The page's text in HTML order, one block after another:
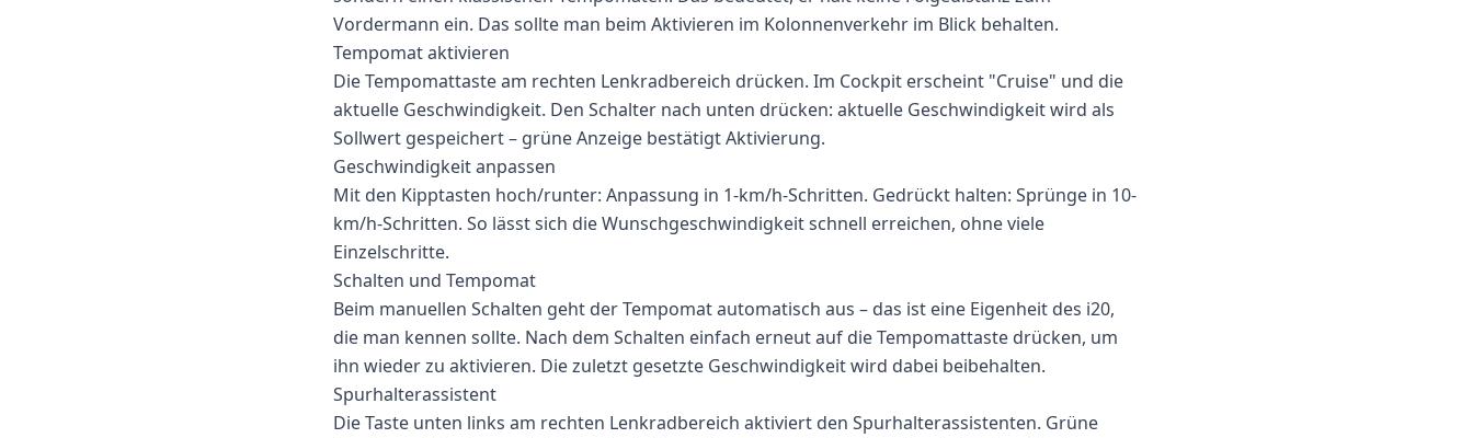
Vordermann ein. Das sollte man beim Aktivieren im Kolonnenverkehr im Blick behalten.
Tempomat aktivieren
Die Tempomattaste am rechten Lenkradbereich drücken. Im Cockpit erscheint "Cruise" und die
aktuelle Geschwindigkeit. Den Schalter nach unten drücken: aktuelle Geschwindigkeit wird als
Sollwert gespeichert – grüne Anzeige bestätigt Aktivierung.
Geschwindigkeit anpassen
Mit den Kipptasten hoch/runter: Anpassung in 1-km/h-Schritten. Gedrückt halten: Sprünge in 10-
km/h-Schritten. So lässt sich die Wunschgeschwindigkeit schnell erreichen, ohne viele
Einzelschritte.
Schalten und Tempomat
Beim manuellen Schalten geht der Tempomat automatisch aus – das ist eine Eigenheit des i20,
die man kennen sollte. Nach dem Schalten einfach erneut auf die Tempomattaste drücken, um
ihn wieder zu aktivieren. Die zuletzt gesetzte Geschwindigkeit wird dabei beibehalten.
Spurhalterassistent
Die Taste unten links am rechten Lenkradbereich aktiviert den Spurhalterassistenten. Grüne